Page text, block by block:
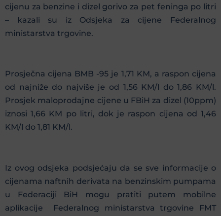
cijenu za benzine i dizel gorivo za pet feninga po litri
– kazali su iz Odsjeka za cijene Federalnog
ministarstva trgovine.
Prosječna cijena BMB -95 je 1,71 KM, a raspon cijena
od najniže do najviše je od 1,56 KM/l do 1,86 KM/l.
Prosjek maloprodajne cijene u FBiH za dizel (10ppm)
iznosi 1,66 KM po litri, dok je raspon cijena od 1,46
KM/l do 1,81 KM/l.
Iz ovog odsjeka podsjećaju da se sve informacije o
cijenama naftnih derivata na benzinskim pumpama
u Federaciji BiH mogu pratiti putem mobilne
aplikacije Federalnog ministarstva trgovine FMT